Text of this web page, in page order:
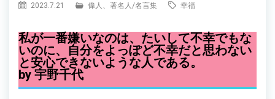
2023.7.21 偉人、著名人 /名言集 幸福
私が一番嫌いなのは、たいして不幸でもな
いのに、自分をよっぽど不幸だと思わない
と安心できないような人である。
by 宇野千代